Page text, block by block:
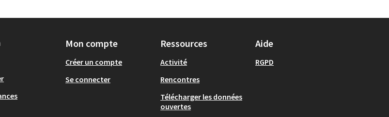
Mon compte
Créer un compte
Se connecter
Ressources
Activité
Rencontres
Télécharger les données
ouvertes
Aide
RGPD